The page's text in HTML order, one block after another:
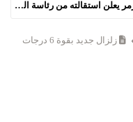
ستارمر يعلن استقالته من رئاسة الحكومة البريطانية
زلزال جديد بقوة 6 درجات